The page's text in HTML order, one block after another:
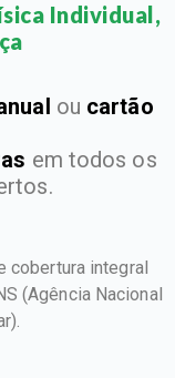
Individual,
ou cartão
em todos os
cobertura integral
(Agência Nacional